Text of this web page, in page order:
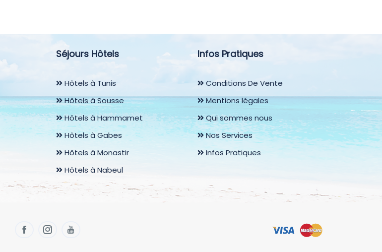
Séjours Hôtels
Hôtels à Tunis
Hôtels à Sousse
Hôtels à Hammamet
Hôtels à Gabes
Hôtels à Monastir
Hôtels à Nabeul
Infos Pratiques
Conditions De Vente
Mentions légales
Qui sommes nous
Nos Services
Infos Pratiques